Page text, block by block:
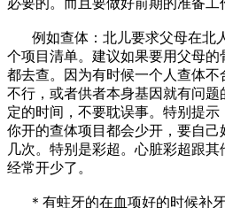
例如查体：北儿要求父母在北
个项目清单。建议如果要用父母的
都去查。因为有时候一个人查体
不行，或者供者本身基因就有问
定的时间，不要耽误事。特别提示
你开的查体项目都会少开，要自
几次。特别是彩超。心脏彩超跟
经常开少了。
＊有蛀牙的在血项好的时候补